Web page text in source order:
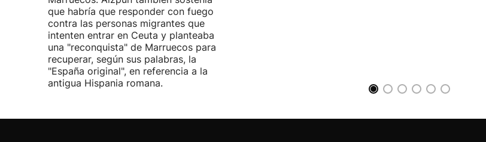
que habría que responder con fuego
contra las personas migrantes que
intenten entrar en Ceuta y planteaba
una "reconquista" de Marruecos para
recuperar, según sus palabras, la
"España original", en referencia a la
antigua Hispania romana.